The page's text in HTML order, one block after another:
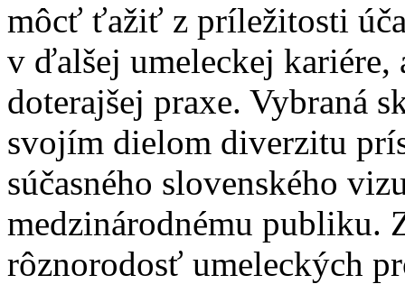
môcť ťažiť z príležitosti
v ďalšej umeleckej kariére,
doterajšej praxe. Vybraná
svojím dielom diverzitu
súčasného slovenského
medzinárodnému publiku.
rôznorodosť umeleckých